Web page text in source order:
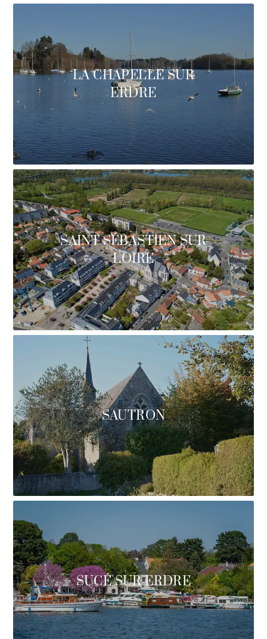
LA CHAPELLE SUR
ERDRE
SAINT SÉBASTIEN SUR
LOIRE
SAUTRON
SUCÉ SUR ERDRE